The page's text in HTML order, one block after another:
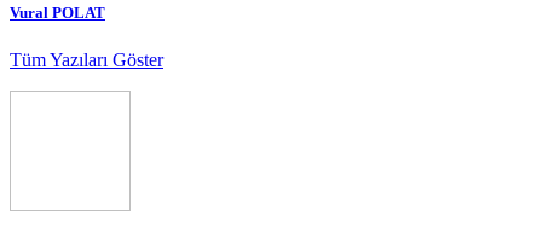
Vural POLAT
Tüm Yazıları Göster